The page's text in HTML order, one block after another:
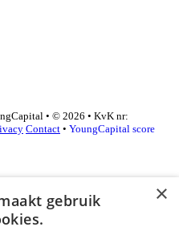
• © 2026 • KvK nr:
Contact • YoungCapital score
×
gebruik